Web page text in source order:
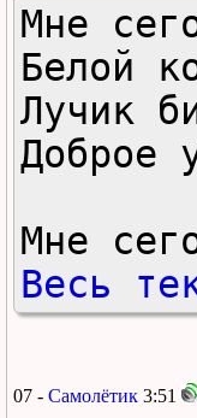
Мне
Белой
Лучик
Доброе
Мне
Весь
07 - Самолётик 3:51